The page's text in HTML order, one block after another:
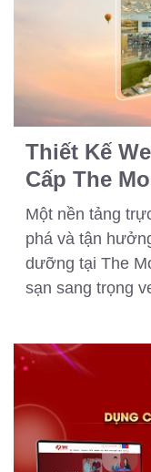
Thiết Kế
Cấp The
Một nền tảng
phá và tận
dưỡng tại The
sạn sang trọng